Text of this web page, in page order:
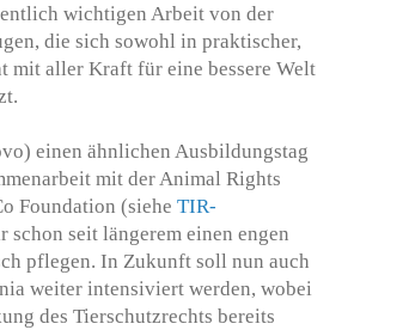
wichtigen Arbeit von der
die sich sowohl in praktischer,
mit aller Kraft für eine bessere Welt
einen ähnlichen Ausbildungstag
mit der Animal Rights
Foundation (siehe TIR-
schon seit längerem einen engen
pflegen. In Zukunft soll nun auch
weiter intensiviert werden, wobei
des Tierschutzrechts bereits